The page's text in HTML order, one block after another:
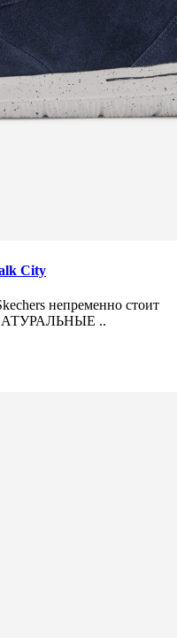
City
непременно стоит
..